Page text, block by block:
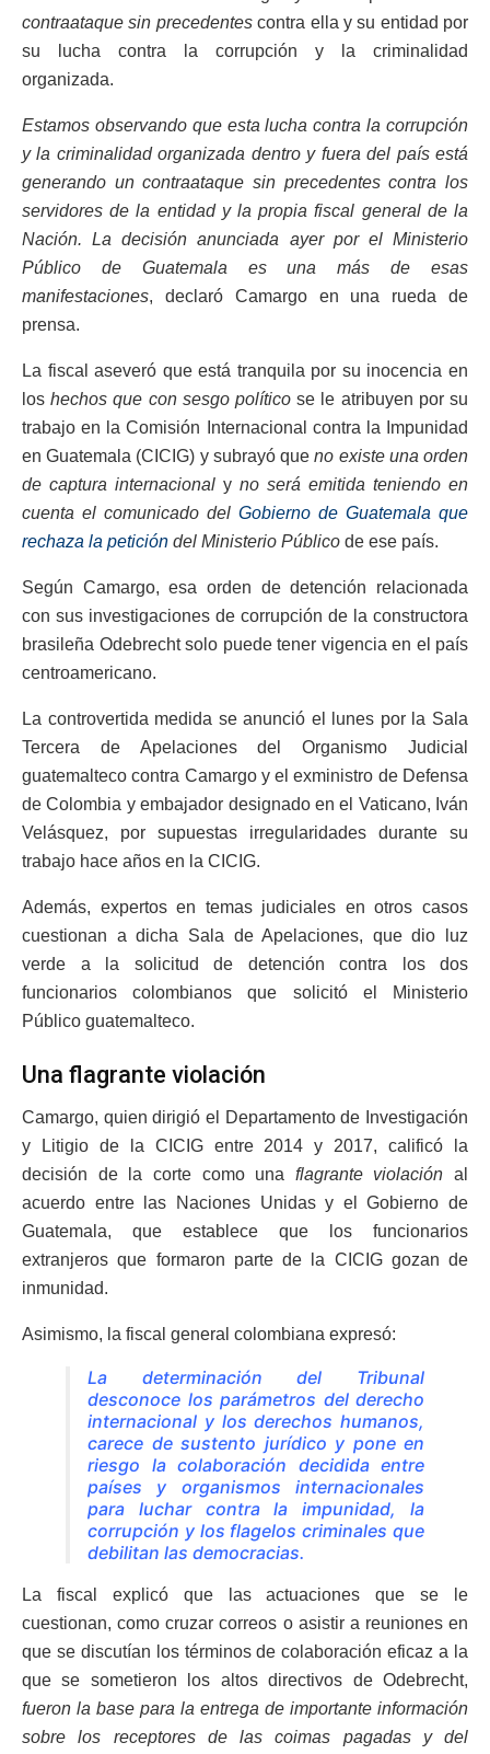
contraataque sin precedentescontra ella y su entidad por
su lucha contra la corrupción y la criminalidad
organizada.
Estamos observando que esta lucha contra la corrupción
y la criminalidad organizada dentro y fuera del país está
generando un contraataque sin precedentes contra los
servidores de la entidad y la propia fiscal general de la
Nación. La decisión anunciada ayer por el Ministerio
Público de Guatemala es una más de esas
manifestaciones, declaró Camargo en una rueda de
prensa.
La fiscal aseveró que está tranquila por su inocencia en
loshechos que con sesgo político se le atribuyen por su
trabajo en la Comisión Internacional contra la Impunidad
en Guatemala (CICIG) y subrayó queno existe una orden
de captura internacional y no será emitida teniendo en
cuenta el comunicado del Gobierno de Guatemala que
rechaza la petición del Ministerio Público de ese país.
Según Camargo, esa orden de detención relacionada
con sus investigaciones de corrupción de la constructora
brasileña Odebrecht solo puede tener vigencia en el país
centroamericano.
La controvertida medida se anunció el lunes por la Sala
Tercera de Apelaciones del Organismo Judicial
guatemalteco contra Camargo y el exministro de Defensa
de Colombia y embajador designado en el Vaticano, Iván
Velásquez, por supuestas irregularidades durante su
trabajo hace años en la CICIG.
Además, expertos en temas judiciales en otros casos
cuestionan a dicha Sala de Apelaciones, que dio luz
verde a la solicitud de detención contra los dos
funcionarios colombianos que solicitó el Ministerio
Público guatemalteco.
Una flagrante violación
Camargo, quien dirigió el Departamento de Investigación
y Litigio de la CICIG entre 2014 y 2017, calificó la
decisión de la corte como una flagrante violación al
acuerdo entre las Naciones Unidas y el Gobierno de
Guatemala, que establece que los funcionarios
extranjeros que formaron parte de la CICIG gozan de
inmunidad.
Asimismo, la fiscal general colombiana expresó:
La determinación del Tribunal
desconoce los parámetros del derecho
internacional y los derechos humanos,
carece de sustento jurídico y pone en
riesgo la colaboración decidida entre
países y organismos internacionales
para luchar contra la impunidad, la
corrupción y los flagelos criminales que
debilitan las democracias.
La fiscal explicó que las actuaciones que se le
cuestionan, como cruzar correos o asistir a reuniones en
que se discutían los términos de colaboración eficaz a la
que se sometieron los altos directivos de Odebrecht,
fueron la base para la entrega de importante información
sobre los receptores de las coimas pagadas y del